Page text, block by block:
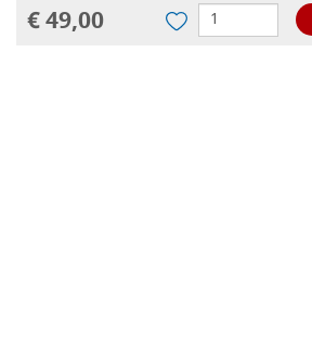
€ 49,00